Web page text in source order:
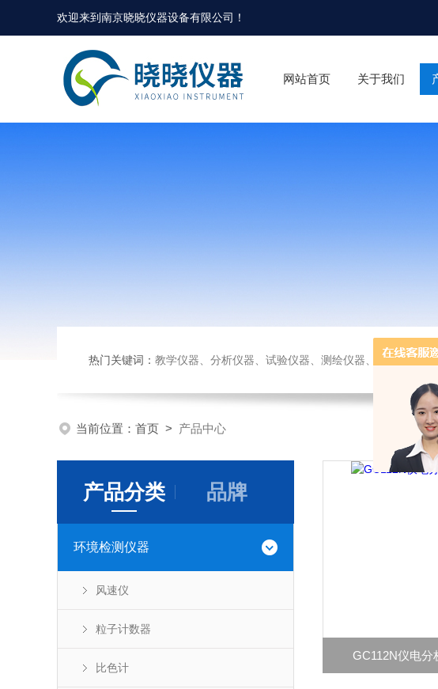
欢迎来到南京晓晓仪器设备有限公司 ！
网站首页 关于我们
热门关键词： 教学仪器、分析仪器、试验仪器、测绘仪器、玻璃仪器、水质测试
当前位置： 首页 > 产品中心
产品分类 品牌
环境检测仪器
风速仪
粒子计数器
比色计
GC112N仪电分